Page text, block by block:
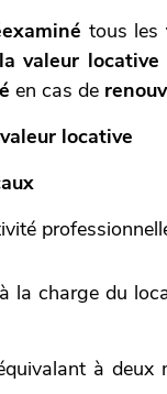
tous les
valeur locative
en cas de
valeur locative
la charge du
à deux